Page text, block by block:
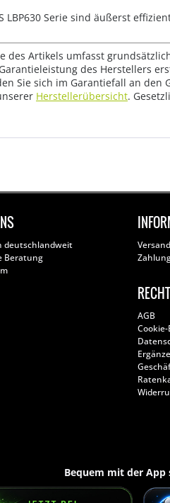
LBP630 Serie sind äußerst
des Artikels umfasst
des Herstellers
Sie sich im Garantiefall an
Herstellerübersicht.
deutschlandweit
Beratung
AGB
Bequem mit der App